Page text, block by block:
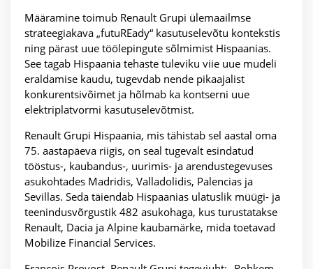
Määramine toimub Renault Grupi ülemaailmse
strateegiakava „futuREady“ kasutuselevõtu kontekstis
ning pärast uue töölepingute sõlmimist Hispaanias.
See tagab Hispaania tehaste tuleviku viie uue mudeli
eraldamise kaudu, tugevdab nende pikaajalist
konkurentsivõimet ja hõlmab ka kontserni uue
elektriplatvormi kasutuselevõtmist.
Renault Grupi Hispaania, mis tähistab sel aastal oma
75. aastapäeva riigis, on seal tugevalt esindatud
tööstus-, kaubandus-, uurimis- ja arendustegevuses
asukohtades Madridis, Valladolidis, Palencias ja
Sevillas. Seda täiendab Hispaanias ulatuslik müügi- ja
teenindusvõrgustik 482 asukohaga, kus turustatakse
Renault, Dacia ja Alpine kaubamärke, mida toetavad
Mobilize Financial Services.